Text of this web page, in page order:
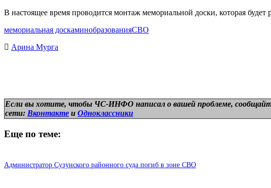
В настоящее время проводится монтаж мемориальной доски, которая
мемориальная доскаминобразованияСВО
Арина Мурга
Если вы хотите, чтобы ЧС-ИНФО написал о вашей проблеме,
сети: Вконтакте и Одноклассники
Еще по теме:
Администратор Сузунского районного суда погиб в зоне СВО